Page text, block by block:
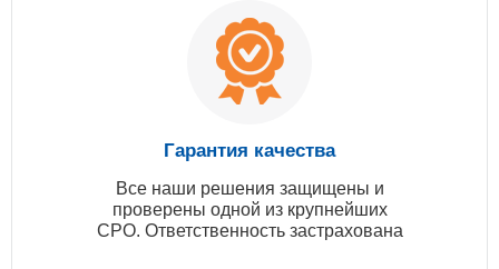
Гарантия качества
Все наши решения защищены и
проверены одной из крупнейших
СРО. Ответственность застрахована